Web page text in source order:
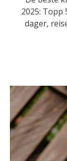
2025: Topp
dager,